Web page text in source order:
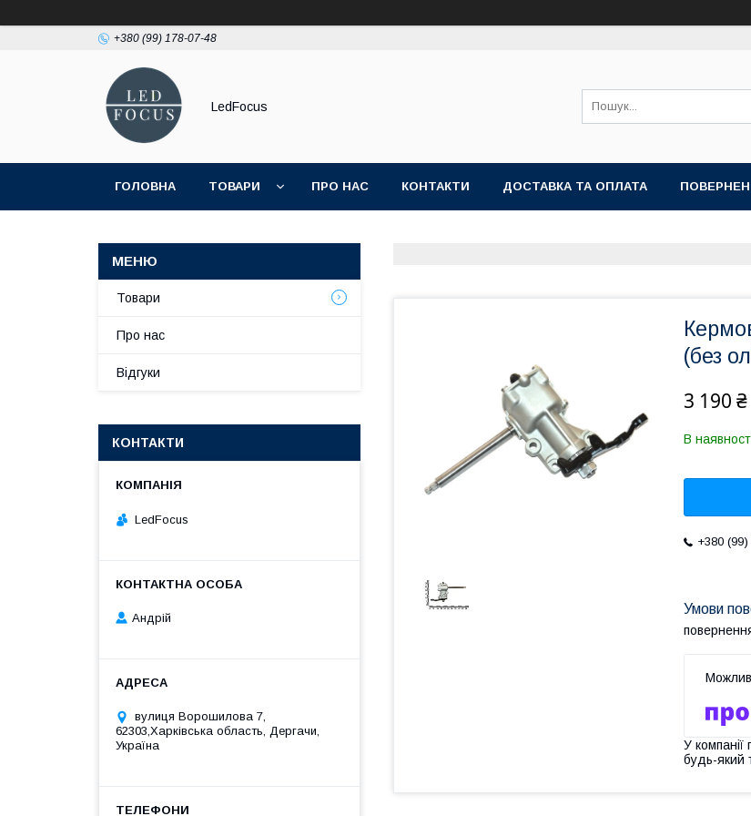
+380 (99) 178-07-48
LedFocus
ГОЛОВНА ТОВАРИ ПРО НАС КОНТАКТИ ДОСТАВКА ТА ОПЛАТА
(без
3 190 ₴
В
+380
У компанії
будь-який
Товари
Про нас
Відгуки
КОНТАКТИ
LedFocus
Андрій
вулиця Ворошилова 7,
62303,Харківська область, Дергачи,
Україна